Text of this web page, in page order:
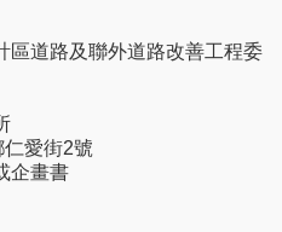
區道路及聯外道路改善工程委
愛街2號
企畫書